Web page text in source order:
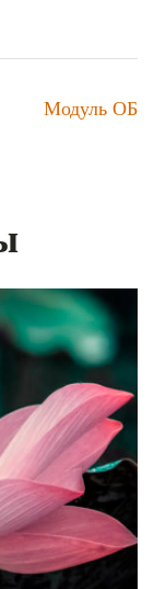
Модуль ОБ